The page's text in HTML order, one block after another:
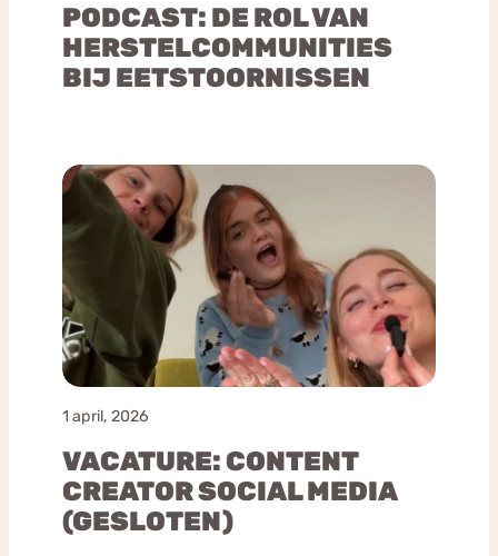
PODCAST: DE ROL VAN
HERSTELCOMMUNITIES
BIJ EETSTOORNISSEN
1 april, 2026
VACATURE: CONTENT
CREATOR SOCIAL MEDIA
(GESLOTEN)